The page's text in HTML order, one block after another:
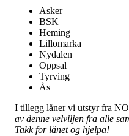
Asker
BSK
Heming
Lillomarka
Nydalen
Oppsal
Tyrving
Ås
I tillegg låner vi utstyr fra
av denne velviljen fra alle
Takk for lånet og hjelpa!